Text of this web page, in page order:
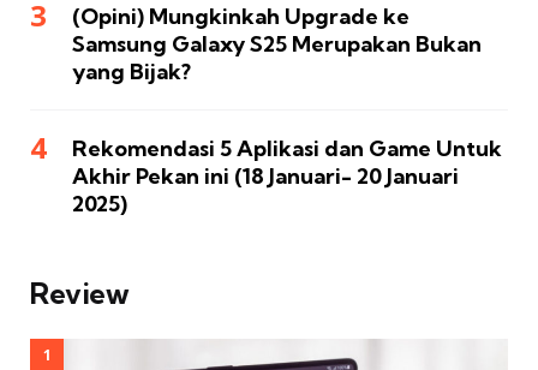
(Opini) Mungkinkah Upgrade ke
Samsung Galaxy S25 Merupakan Bukan
yang Bijak?
Rekomendasi 5 Aplikasi dan Game Untuk
Akhir Pekan ini (18 Januari- 20 Januari
2025)
Review